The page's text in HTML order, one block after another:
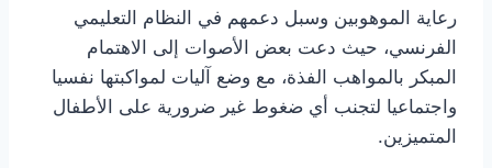
رعاية الموهوبين وسبل دعمهم في النظام التعليمي
الفرنسي، حيث دعت بعض الأصوات إلى الاهتمام
المبكر بالمواهب الفذة، مع وضع آليات لمواكبتها نفسيا
واجتماعيا لتجنب أي ضغوط غير ضرورية على الأطفال
المتميزين.